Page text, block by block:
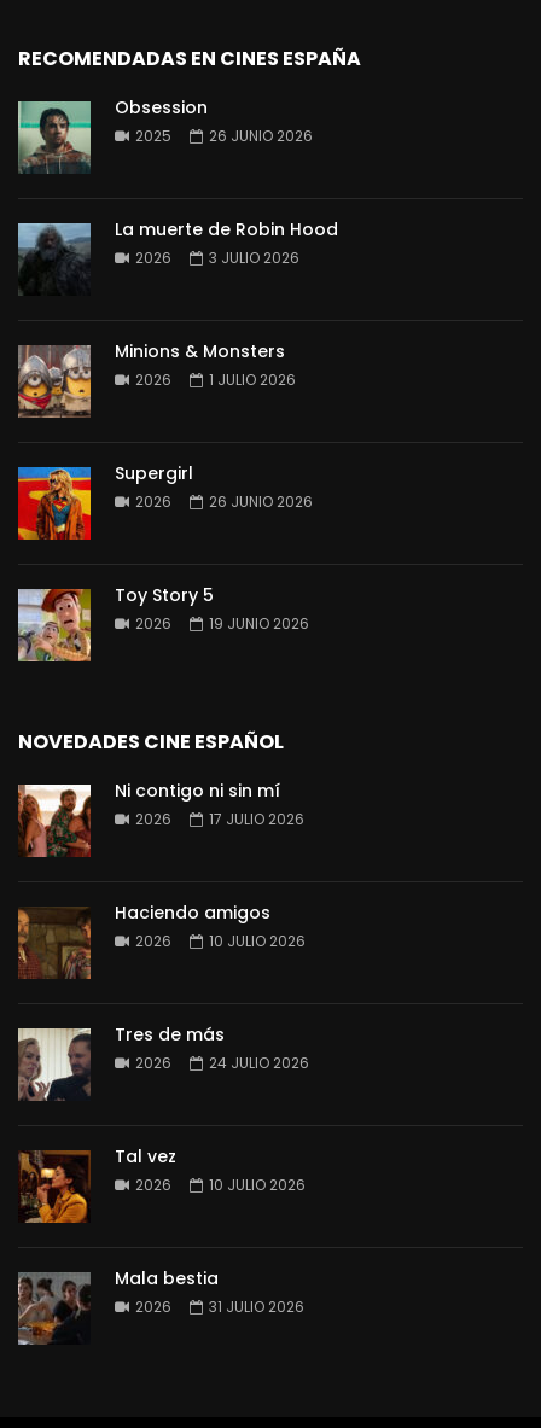
RECOMENDADAS EN CINES ESPAÑA
Obsession
2025 26 JUNIO 2026
La muerte de Robin Hood
2026 3 JULIO 2026
Minions & Monsters
2026 1 JULIO 2026
Supergirl
2026 26 JUNIO 2026
Toy Story 5
2026 19 JUNIO 2026
NOVEDADES CINE ESPAÑOL
Ni contigo ni sin mí
2026 17 JULIO 2026
Haciendo amigos
2026 10 JULIO 2026
Tres de más
2026 24 JULIO 2026
Tal vez
2026 10 JULIO 2026
Mala bestia
2026 31 JULIO 2026